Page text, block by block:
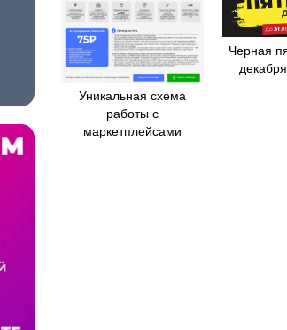
Уникальная схема
работы с
маркетплейсами
Черная